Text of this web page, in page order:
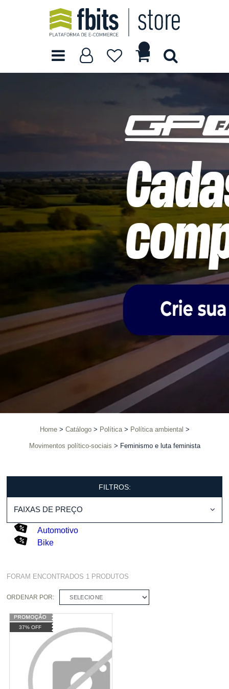
Home Catálogo Política Política ambiental
Movimentos político-sociais Feminismo e luta feminista
FILTROS:
FAIXAS DE PREÇO
Automotivo
Bike
FORAM ENCONTRADOS 1 PRODUTOS
ORDENAR POR: SELECIONE
37% OFF